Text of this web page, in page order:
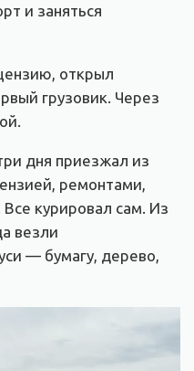
и заняться
открыл
грузовик. Через
дня приезжал из
ремонтами,
курировал сам. Из
везли
— бумагу, дерево,